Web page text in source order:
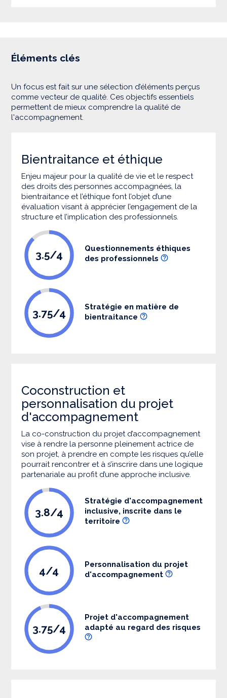
Éléments clés
Un focus est fait sur une sélection d’éléments perçus
comme vecteur de qualité. Ces objectifs essentiels
permettent de mieux comprendre la qualité de
l'accompagnement.
Bientraitance et éthique
Enjeu majeur pour la qualité de vie et le respect
des droits des personnes accompagnées, la
bientraitance et l’éthique font l’objet d’une
évaluation visant à apprécier l’engagement de la
structure et l’implication des professionnels.
3.5/4
Questionnements éthiques
des professionnels
3.75/4
Stratégie en matière de
bientraitance
Coconstruction et
personnalisation du projet
d'accompagnement
La co-construction du projet d’accompagnement
vise à rendre la personne pleinement actrice de
son projet, à prendre en compte les risques qu’elle
pourrait rencontrer et à s’inscrire dans une logique
partenariale au profit d’une approche inclusive.
3.8/4
Stratégie d'accompagnement
inclusive, inscrite dans le
territoire
4/4
Personnalisation du projet
d'accompagnement
3.75/4
Projet d'accompagnement
adapté au regard des risques